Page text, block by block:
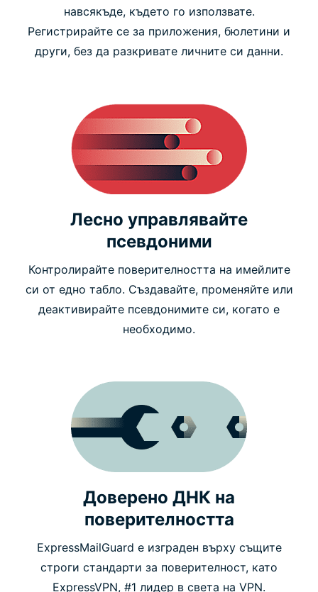
навсякъде, където го използвате.
Регистрирайте се за приложения, бюлетини и
други, без да разкривате личните си данни.
Лесно управлявайте
псевдоними
Контролирайте поверителността на имейлите
си от едно табло. Създавайте, променяйте или
деактивирайте псевдонимите си, когато е
необходимо.
Доверено ДНК на
поверителността
ExpressMailGuard е изграден върху същите
строги стандарти за поверителност, като
ExpressVPN, #1 лидер в света на VPN.